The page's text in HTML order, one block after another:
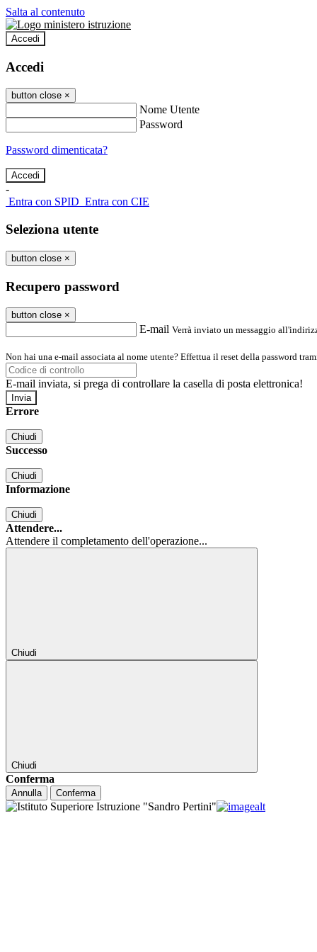
Salta al contenuto
Accedi
Accedi
button close ×
Nome Utente
Password
Password dimenticata?
-
Entra con SPID Entra con CIE
Seleziona utente
button close ×
Recupero password
button close ×
E-mail Verrà inviato un messaggio
Non hai una e-mail associata al nome utente? Effettua il reset della password
E-mail inviata, si prega di controllare la casella di posta elettronica!
Errore
Chiudi
Successo
Chiudi
Informazione
Chiudi
Attendere...
Attendere il completamento dell'operazione...
Chiudi
Chiudi
Conferma
Annulla Conferma